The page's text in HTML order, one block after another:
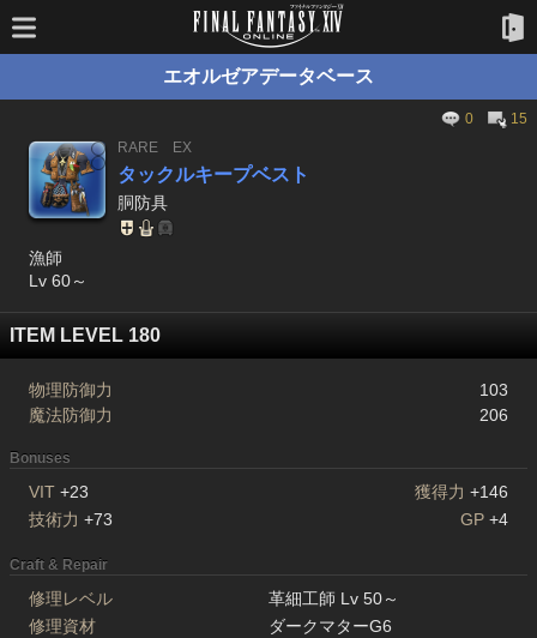
エオルゼアデータベース
0
15
RARE
EX
タックルキープベスト
胴防具
漁師
Lv 60～
ITEM LEVEL 180
物理防御力
103
魔法防御力
206
Bonuses
VIT +23 獲得力 +146
技術力 +73 GP +4
Craft & Repair
修理レベル
革細工師 Lv 50～
修理資材
ダークマターG6